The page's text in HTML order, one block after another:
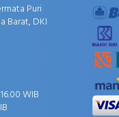
Puri
Barat, DKI
WIB